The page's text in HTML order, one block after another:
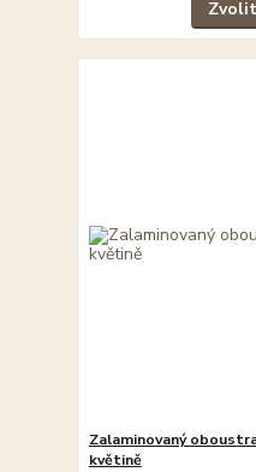
Zalaminovaný
květině